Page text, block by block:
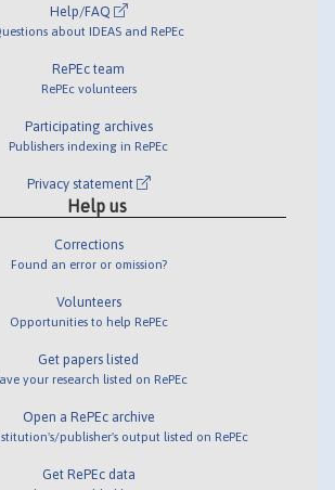
Help/FAQ
about IDEAS and RePEc
RePEc team
RePEc volunteers
Participating archives
Publishers indexing in RePEc
Privacy statement
Help us
Corrections
Found an error or omission?
Volunteers
Opportunities to help RePEc
Get papers listed
your research listed on RePEc
Open a RePEc archive
publisher's output listed on RePEc
Get RePEc data